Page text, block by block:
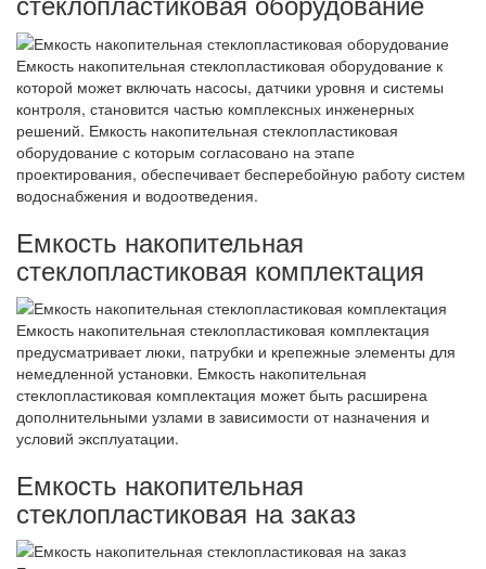
Емкость накопительная стеклопластиковая оборудование к
которой может включать насосы, датчики уровня и системы
контроля, становится частью комплексных инженерных
решений. Емкость накопительная стеклопластиковая
оборудование с которым согласовано на этапе
проектирования, обеспечивает бесперебойную работу систем
водоснабжения и водоотведения.
Емкость накопительная
стеклопластиковая комплектация
Емкость накопительная стеклопластиковая комплектация
предусматривает люки, патрубки и крепежные элементы для
немедленной установки. Емкость накопительная
стеклопластиковая комплектация может быть расширена
дополнительными узлами в зависимости от назначения и
условий эксплуатации.
Емкость накопительная
стеклопластиковая на заказ